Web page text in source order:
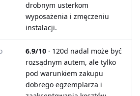
drobnym usterkom
wyposażenia i zmęczeniu
instalacji.
6.9/10 · 120d nadal może być
rozsądnym autem, ale tylko
pod warunkiem zakupu
dobrego egzemplarza i